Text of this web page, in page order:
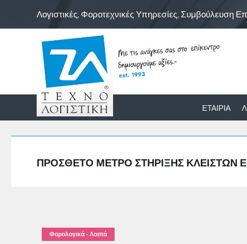
Λογιστικές, Φοροτεχνικές Υπηρεσίες, Συμβούλευση
ΕΤΑΙΡΊΑ
ΠΡΌΣΘΕΤΟ ΜΈΤΡΟ ΣΤΉΡΙΞΗΣ ΚΛΕΙΣΤΏΝ
Φορολογικά - Λοιπά